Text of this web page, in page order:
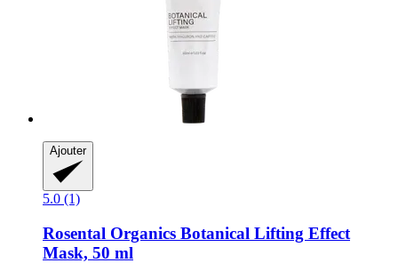
Ajouter
5.0 (1)
Rosental Organics Botanical Lifting Effect
Mask, 50 ml